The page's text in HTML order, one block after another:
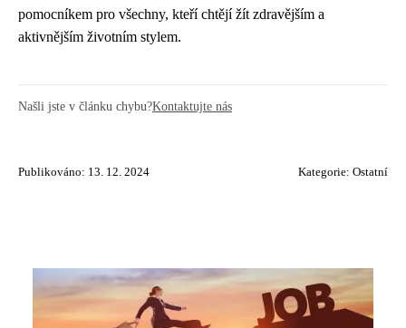
pomocníkem pro všechny, kteří chtějí žít zdravějším a
aktivnějším životním stylem.
Našli jste v článku chybu?Kontaktujte nás
Publikováno: 13. 12. 2024 Kategorie: Ostatní